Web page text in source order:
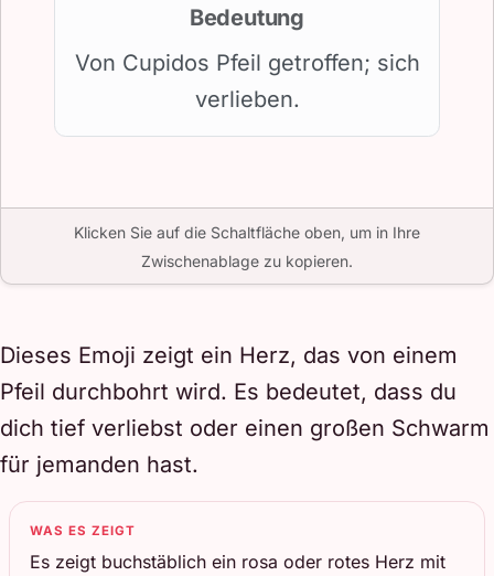
Bedeutung
Von Cupidos Pfeil getroffen; sich
verlieben.
Klicken Sie auf die Schaltfläche oben, um in Ihre
Zwischenablage zu kopieren.
Dieses Emoji zeigt ein Herz, das von einem
Pfeil durchbohrt wird. Es bedeutet, dass du
dich tief verliebst oder einen großen Schwarm
für jemanden hast.
WAS ES ZEIGT
Es zeigt buchstäblich ein rosa oder rotes Herz mit